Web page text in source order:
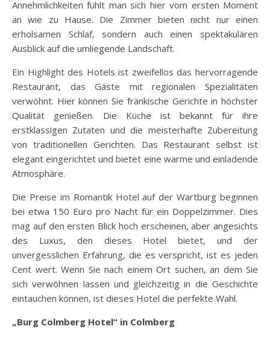
Annehmlichkeiten fühlt man sich hier vom ersten Moment
an wie zu Hause. Die Zimmer bieten nicht nur einen
erholsamen Schlaf, sondern auch einen spektakulären
Ausblick auf die umliegende Landschaft.
Ein Highlight des Hotels ist zweifellos das hervorragende
Restaurant, das Gäste mit regionalen Spezialitäten
verwöhnt. Hier können Sie fränkische Gerichte in höchster
Qualität genießen. Die Küche ist bekannt für ihre
erstklassigen Zutaten und die meisterhafte Zubereitung
von traditionellen Gerichten. Das Restaurant selbst ist
elegant eingerichtet und bietet eine warme und einladende
Atmosphäre.
Die Preise im Romantik Hotel auf der Wartburg beginnen
bei etwa 150 Euro pro Nacht für ein Doppelzimmer. Dies
mag auf den ersten Blick hoch erscheinen, aber angesichts
des Luxus, den dieses Hotel bietet, und der
unvergesslichen Erfahrung, die es verspricht, ist es jeden
Cent wert. Wenn Sie nach einem Ort suchen, an dem Sie
sich verwöhnen lassen und gleichzeitig in die Geschichte
eintauchen können, ist dieses Hotel die perfekte Wahl.
„Burg Colmberg Hotel“ in Colmberg